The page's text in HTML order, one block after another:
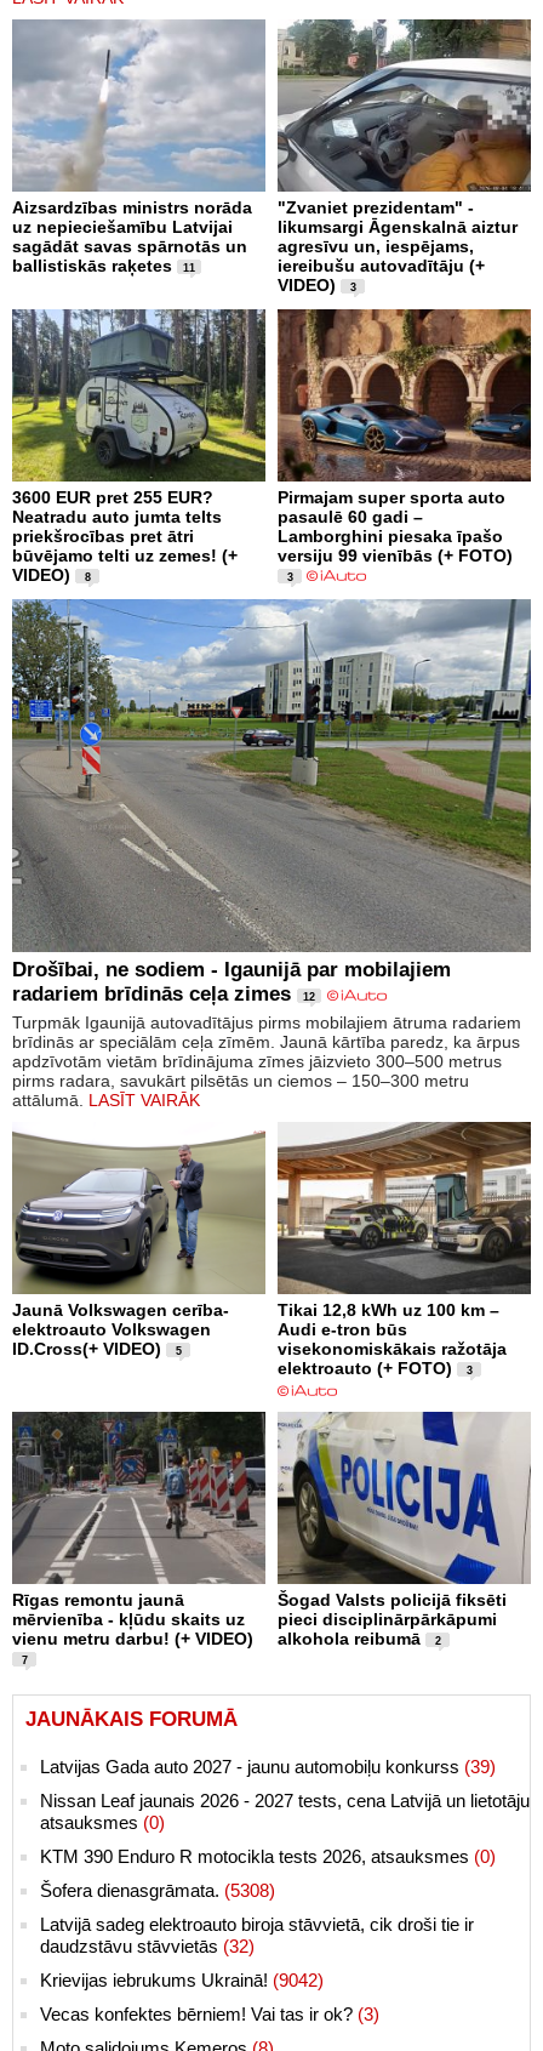
Aizsardzības ministrs norāda
uz nepieciešamību Latvijai
sagādāt savas spārnotās un
ballistiskās raķetes
11
"Zvaniet prezidentam" -
likumsargi Āgenskalnā aiztur
agresīvu un, iespējams,
iereibušu autovadītāju (+
VIDEO)
3
3600 EUR pret 255 EUR?
Neatradu auto jumta telts
priekšrocības pret ātri
būvējamo telti uz zemes! (+
VIDEO)
8
Pirmajam super sporta auto
pasaulē 60 gadi –
Lamborghini piesaka īpašo
versiju 99 vienībās (+ FOTO)
3
Drošībai, ne sodiem - Igaunijā par mobilajiem
radariem brīdinās ceļa zimes
12
Turpmāk Igaunijā autovadītājus pirms mobilajiem ātruma radariem
brīdinās ar speciālām ceļa zīmēm. Jaunā kārtība paredz, ka ārpus
apdzīvotām vietām brīdinājuma zīmes jāizvieto 300–500 metrus
pirms radara, savukārt pilsētās un ciemos – 150–300 metru
attālumā. LASĪT VAIRĀK
Jaunā Volkswagen cerība-
elektroauto Volkswagen
ID.Cross(+ VIDEO)
5
Tikai 12,8 kWh uz 100 km –
Audi e-tron būs
visekonomiskākais ražotāja
elektroauto (+ FOTO)
3
Rīgas remontu jaunā
mērvienība - kļūdu skaits uz
vienu metru darbu! (+ VIDEO)
7
Šogad Valsts policijā fiksēti
pieci disciplinārpārkāpumi
alkohola reibumā
2
JAUNĀKAIS FORUMĀ
Latvijas Gada auto 2027 - jaunu automobiļu konkurss (39)
Nissan Leaf jaunais 2026 - 2027 tests, cena Latvijā un lietotāju
atsauksmes (0)
KTM 390 Enduro R motocikla tests 2026, atsauksmes (0)
Šofera dienasgrāmata. (5308)
Latvijā sadeg elektroauto biroja stāvvietā, cik droši tie ir
daudzstāvu stāvvietās (32)
Krievijas iebrukums Ukrainā! (9042)
Vecas konfektes bērniem! Vai tas ir ok? (3)